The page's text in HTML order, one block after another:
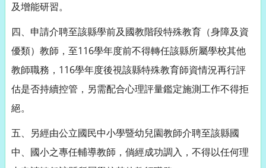
及增能研習。
四、申請介聘至該縣學前及國教階段特殊教育（身障及資
優類）教師，至116學年度前不得轉任該縣所屬學校其他
教師職務，116學年度後視該縣特殊教育師資情況再行評
估是否持續控管，另需配合心理評量鑑定施測工作不得拒
絕。
五、另經由公立國民中小學暨幼兒園教師介聘至該縣國
中、國小之專任輔導教師，倘經成功調入，不得以任何理